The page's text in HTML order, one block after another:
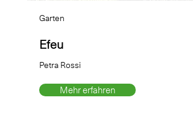
Garten
Efeu
Petra Rossi
Mehr erfahren